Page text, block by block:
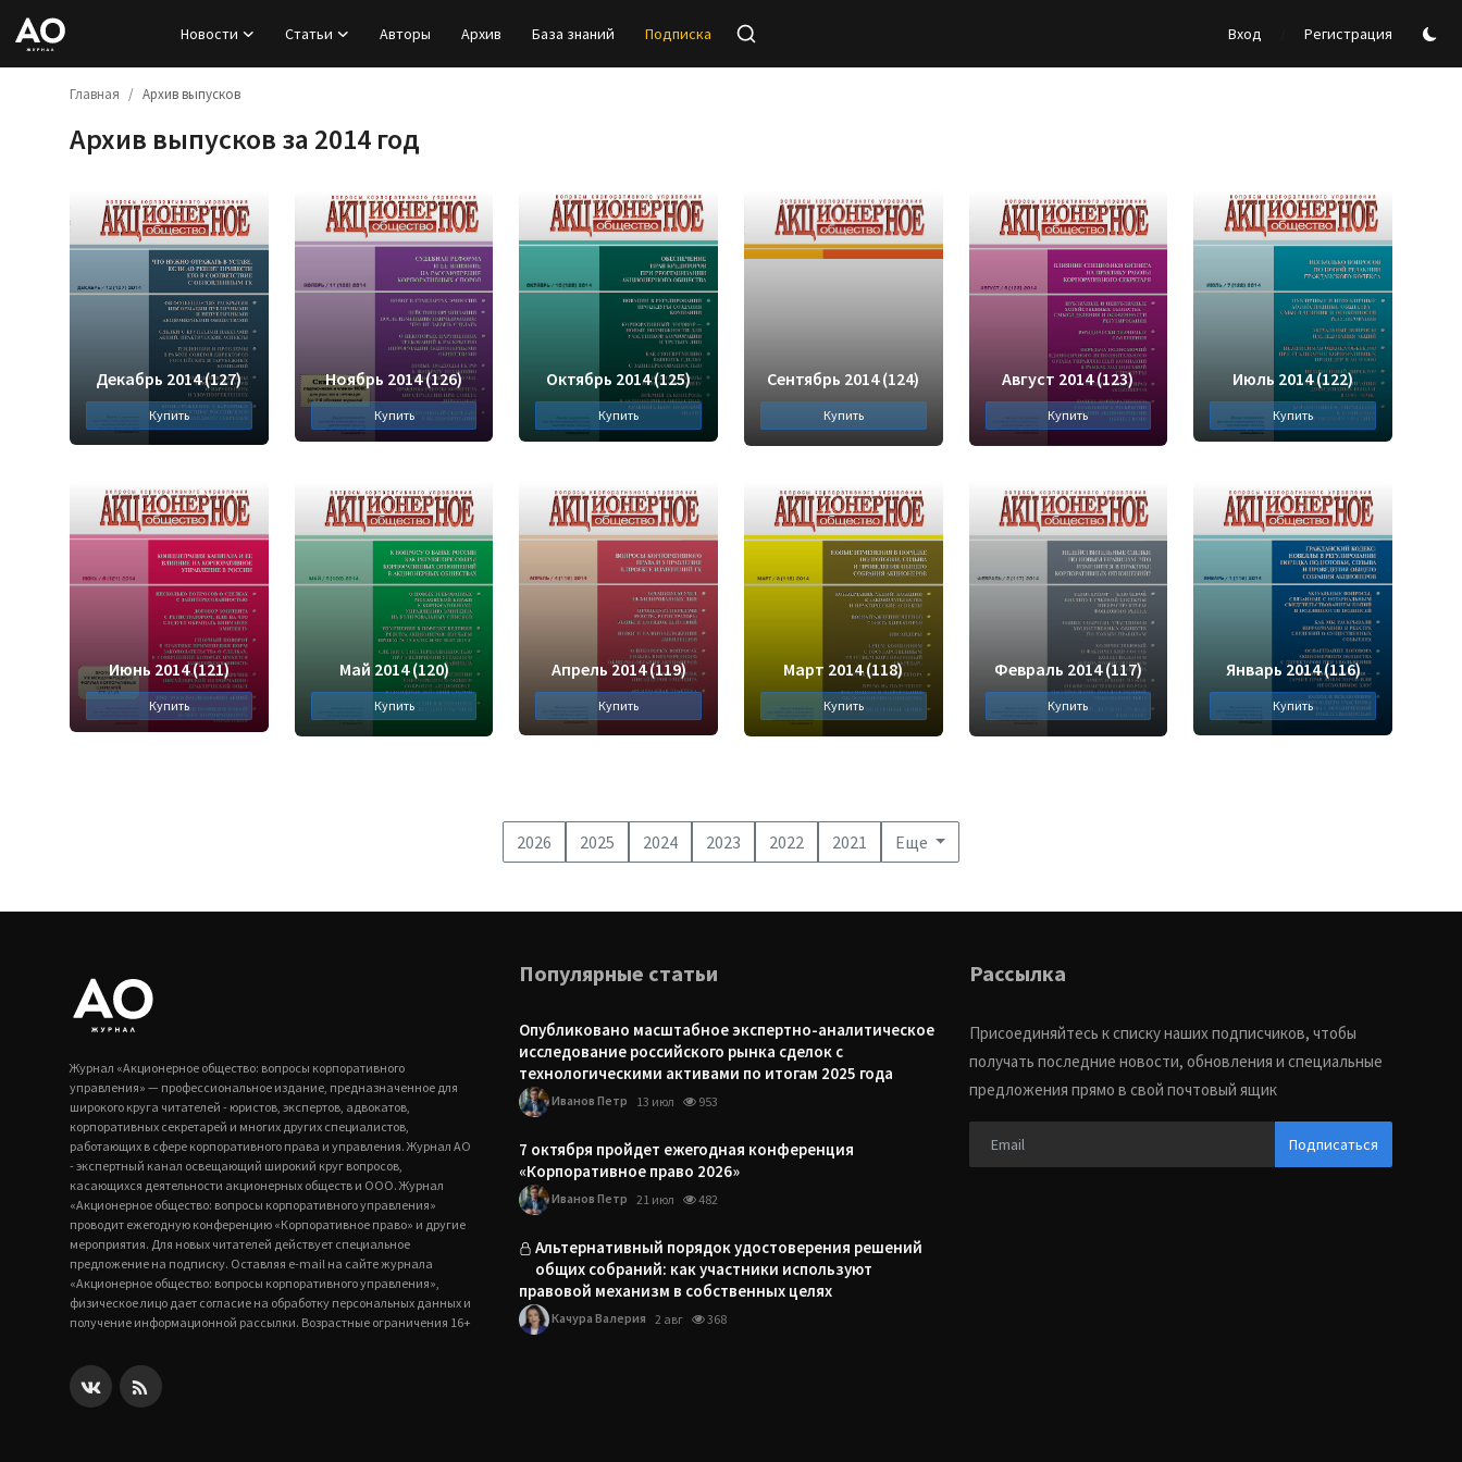
Новости Статьи Авторы Архив База знаний Подписка Вход Регистрация
Регистрация
Главная Архив выпусков
Архив выпусков за 2014 год
Декабрь 2014 (127)
Купить
Ноябрь 2014 (126)
Купить
Октябрь 2014 (125)
Купить
Сентябрь 2014 (124)
Купить
Август 2014 (123)
Купить
Июль 2014 (122)
Купить
Июнь 2014 (121)
Купить
Май 2014 (120)
Купить
Апрель 2014 (119)
Купить
Март 2014 (118)
Купить
Февраль 2014 (117)
Купить
Январь 2014 (116)
Купить
2026 2025 2024 2023 2022 2021 Еще
Журнал «Акционерное общество: вопросы корпоративного
управления» — профессиональное издание, предназначенное для
широкого круга читателей - юристов, экспертов, адвокатов,
корпоративных секретарей и многих других специалистов,
работающих в сфере корпоративного права и управления. Журнал АО
- экспертный канал освещающий широкий круг вопросов,
касающихся деятельности акционерных обществ и ООО. Журнал
«Акционерное общество: вопросы корпоративного управления»
проводит ежегодную конференцию «Корпоративное право» и другие
мероприятия. Для новых читателей действует специальное
предложение на подписку. Оставляя e-mail на сайте журнала
«Акционерное общество: вопросы корпоративного управления»,
физическое лицо дает согласие на обработку персональных данных и
получение информационной рассылки. Возрастные ограничения 16+
Популярные статьи
Опубликовано масштабное экспертно-аналитическое
исследование российского рынка сделок с
технологическими активами по итогам 2025 года
Иванов Петр 13 июл 953
7 октября пройдет ежегодная конференция
«Корпоративное право 2026»
Иванов Петр 21 июл 482
Альтернативный порядок удостоверения решений
общих собраний: как участники используют
правовой механизм в собственных целях
Качура Валерия 2 авг 368
Рассылка
Присоединяйтесь к списку наших подписчиков, чтобы
получать последние новости, обновления и специальные
предложения прямо в свой почтовый ящик
Подписаться